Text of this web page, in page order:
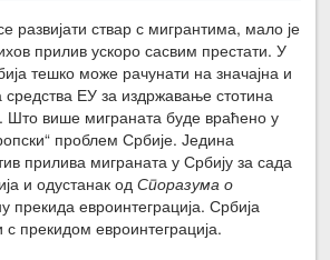
развијати ствар с мигрантима, мало је
прилив ускоро сасвим престати. У
тешко може рачунати на значајна и
средства ЕУ за издржавање стотина
више миграната буде враћено у
проблем Србије. Једина
прилива миграната у Србију за сада
и одустанак одСпоразума о
прекида евроинтеграција. Србија
прекидом евроинтеграција.